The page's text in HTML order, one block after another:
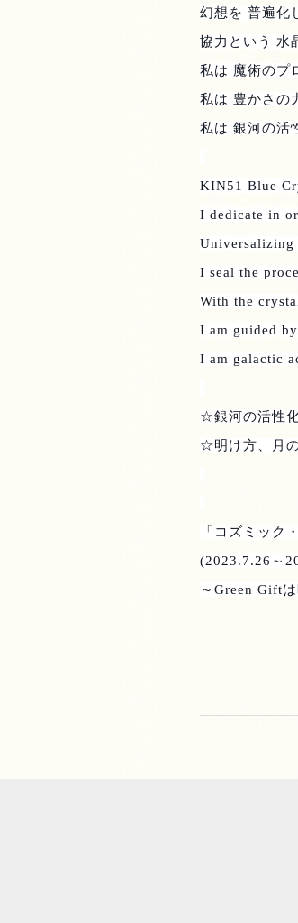
幻想を 普遍化
協力という 水
私は 魔術のプ
私は 豊かさの
私は 銀河の活
KIN51 Blue
I dedicate in
I seal the
With the
I am guided
I am galactic
☆銀河の活性
☆明け方、月
「コズミック
(2023.7.26 ～
～ Green Gift